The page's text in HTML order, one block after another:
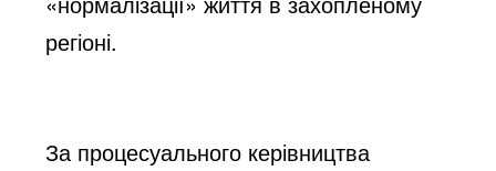
регіоні.
За процесуального керівництва